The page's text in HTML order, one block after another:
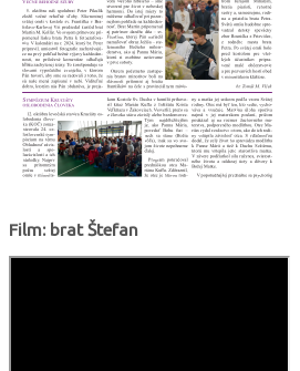
Film: brat Štefan